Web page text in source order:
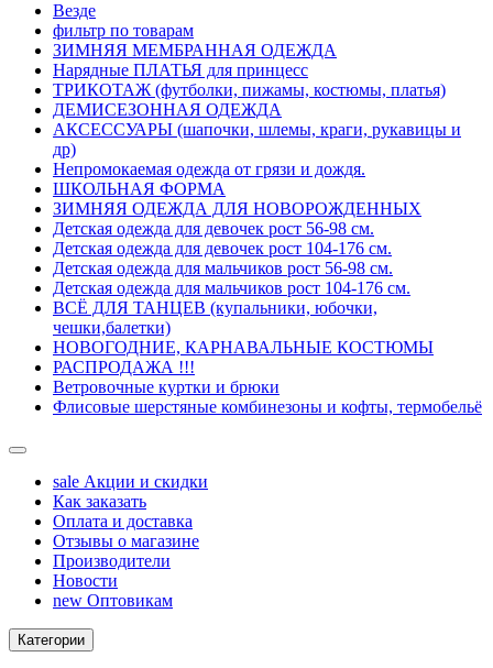
Везде
фильтр по товарам
ЗИМНЯЯ МЕМБРАННАЯ ОДЕЖДА
Нарядные ПЛАТЬЯ для принцесс
ТРИКОТАЖ (футболки, пижамы, костюмы, платья)
ДЕМИСЕЗОННАЯ ОДЕЖДА
АКСЕССУАРЫ (шапочки, шлемы, краги, рукавицы и
др)
Непромокаемая одежда от грязи и дождя.
ШКОЛЬНАЯ ФОРМА
ЗИМНЯЯ ОДЕЖДА ДЛЯ НОВОРОЖДЕННЫХ
Детская одежда для девочек рост 56-98 см.
Детская одежда для девочек рост 104-176 см.
Детская одежда для мальчиков рост 56-98 см.
Детская одежда для мальчиков рост 104-176 см.
ВСЁ ДЛЯ ТАНЦЕВ (купальники, юбочки,
чешки,балетки)
НОВОГОДНИЕ, КАРНАВАЛЬНЫЕ КОСТЮМЫ
РАСПРОДАЖА !!!
Ветровочные куртки и брюки
Флисовые шерстяные комбинезоны и кофты, термобельё
sale Акции и скидки
Как заказать
Оплата и доставка
Отзывы о магазине
Производители
Новости
new Оптовикам
Категории